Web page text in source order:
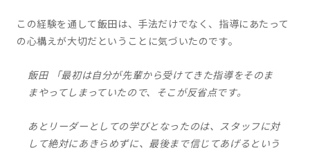
この経験を通して飯田は、手法だけでなく、指導にあたって
の心構えが大切だということに気づいたのです。
飯田 「最初は自分が先輩から受けてきた指導をそのま
まやってしまっていたので、そこが反省点です。
あとリーダーとしての学びとなったのは、スタッフに対
して絶対にあきらめずに、最後まで信じてあげるという